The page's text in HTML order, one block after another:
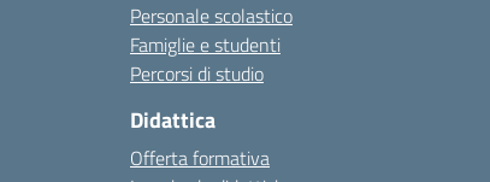
Personale scolastico
Famiglie e studenti
Percorsi di studio
Didattica
Offerta formativa